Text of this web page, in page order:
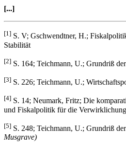
[...]
[1] S. V; Gschwendtner, H.;
Stabilität
[2] S. 164; Teichmann, U.; Grundriß
[3] S. 226; Teichmann, U.;
[4] S. 14; Neumark, Fritz; Die
und Fiskalpolitik für die
[5] S. 248; Teichmann, U.; Grundriß
Musgrave)